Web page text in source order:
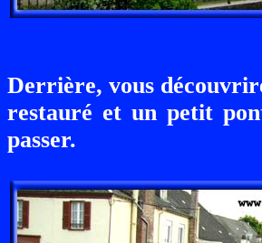
Derrière, vous
restauré et un petit
passer.